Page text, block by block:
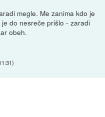
megle. Me zanima kdo je
do nesreče prišlo - zaradi
obeh.
)